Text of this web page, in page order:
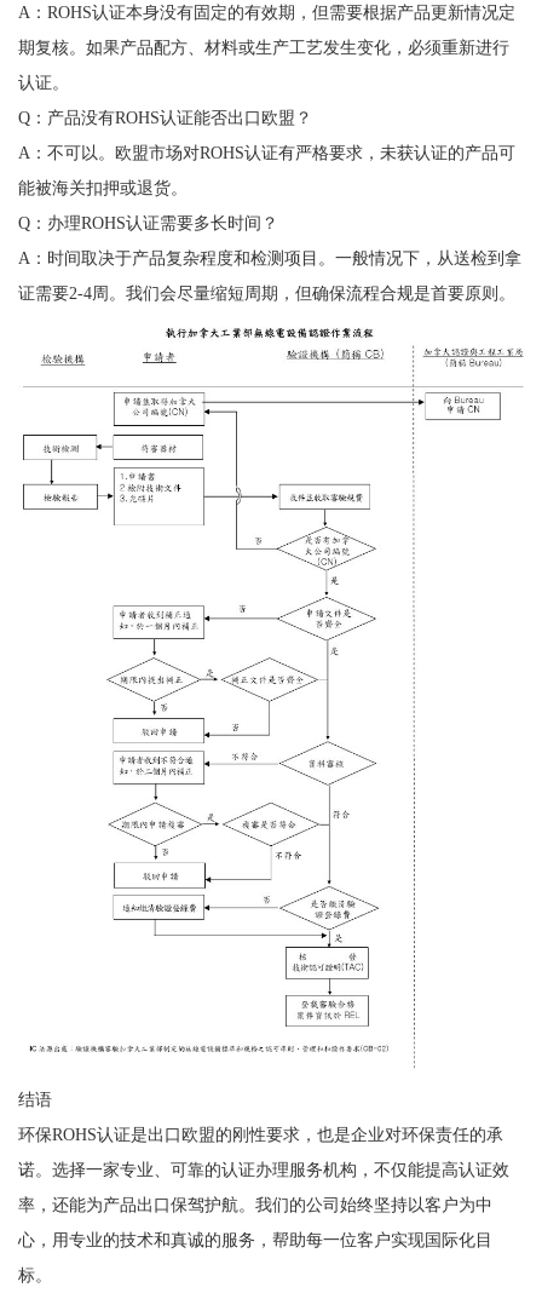
A：ROHS认证本身没有固定的有效期，但需要根据产品更新情况定
期复核。如果产品配方、材料或生产工艺发生变化，必须重新进行
认证。
Q：产品没有ROHS认证能否出口欧盟？
A：不可以。欧盟市场对ROHS认证有严格要求，未获认证的产品可
能被海关扣押或退货。
Q：办理ROHS认证需要多长时间？
A：时间取决于产品复杂程度和检测项目。一般情况下，从送检到拿
证需要2-4周。我们会尽量缩短周期，但确保流程合规是首要原则。
结语
环保ROHS认证是出口欧盟的刚性要求，也是企业对环保责任的承
诺。选择一家专业、可靠的认证办理服务机构，不仅能提高认证效
率，还能为产品出口保驾护航。我们的公司始终坚持以客户为中
心，用专业的技术和真诚的服务，帮助每一位客户实现国际化目
标。